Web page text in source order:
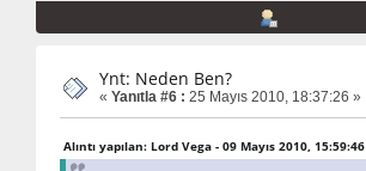
Ynt: Neden Ben?
« Yanıtla #6 : 25 Mayıs 2010, 18:37:26 »
Alıntı yapılan: Lord Vega - 09 Mayıs 2010, 15:59:46